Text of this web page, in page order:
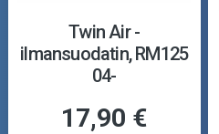
Twin Air -
ilmansuodatin, RM125
04-
17,90 €